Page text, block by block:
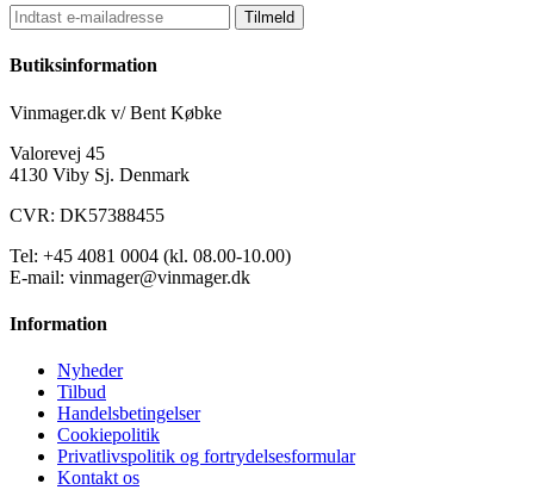
Tilmeld
Butiksinformation
Vinmager.dk v/ Bent Købke
Valorevej 45
4130 Viby Sj. Denmark
CVR: DK57388455
Tel: +45 4081 0004 (kl. 08.00-10.00)
E-mail: vinmager@vinmager.dk
Information
Nyheder
Tilbud
Handelsbetingelser
Cookiepolitik
Privatlivspolitik og fortrydelsesformular
Kontakt os